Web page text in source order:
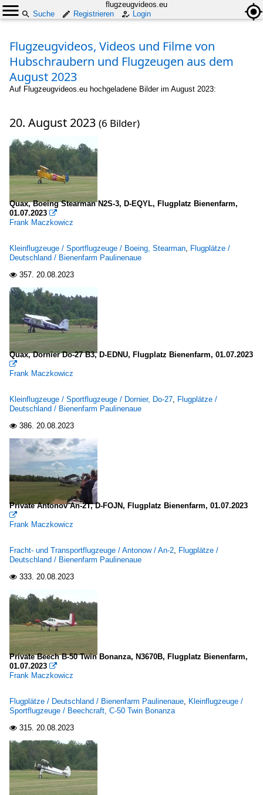
flugzeugvideos.eu
Suche
Registrieren Login
Flugzeugvideos, Videos und Filme von
Hubschraubern und Flugzeugen aus dem
August 2023
Auf Flugzeugvideos.eu hochgeladene Bilder im August 2023:
20. August 2023 (6 Bilder)
Quax, Boeing Stearman N2S-3, D-EQYL, Flugplatz Bienenfarm,
01.07.2023 
Frank Maczkowicz
Kleinflugzeuge / Sportflugzeuge / Boeing, Stearman, Flugplätze /
Deutschland / Bienenfarm Paulinenaue
 357. 20.08.2023
Quax, Dornier Do-27 B3, D-EDNU, Flugplatz Bienenfarm, 01.07.2023

Frank Maczkowicz
Kleinflugzeuge / Sportflugzeuge / Dornier, Do-27, Flugplätze /
Deutschland / Bienenfarm Paulinenaue
 386. 20.08.2023
Private Antonov An-2T, D-FOJN, Flugplatz Bienenfarm, 01.07.2023

Frank Maczkowicz
Fracht- und Transportflugzeuge / Antonow / An-2, Flugplätze /
Deutschland / Bienenfarm Paulinenaue
 333. 20.08.2023
Private Beech B-50 Twin Bonanza, N3670B, Flugplatz Bienenfarm,
01.07.2023 
Frank Maczkowicz
Flugplätze / Deutschland / Bienenfarm Paulinenaue, Kleinflugzeuge /
Sportflugzeuge / Beechcraft, C-50 Twin Bonanza
 315. 20.08.2023